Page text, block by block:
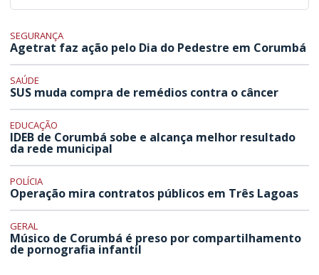
SEGURANÇA
Agetrat faz ação pelo Dia do Pedestre em Corumbá
SAÚDE
SUS muda compra de remédios contra o câncer
EDUCAÇÃO
IDEB de Corumbá sobe e alcança melhor resultado
da rede municipal
POLÍCIA
Operação mira contratos públicos em Três Lagoas
GERAL
Músico de Corumbá é preso por compartilhamento
de pornografia infantil